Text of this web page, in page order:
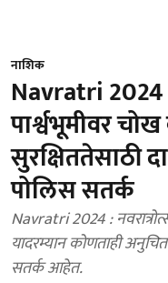
नाशिक
Navratri 2024 :
पार्श्वभूमीवर
सुरक्षिततेसाठी
पोलिस सतर्क
Navratri 2024 :
यादरम्यान कोणताही
सतर्क आहेत.